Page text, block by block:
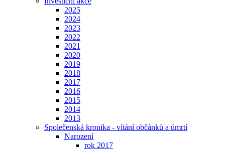
2025
2024
2023
2022
2021
2020
2019
2018
2017
2016
2015
2014
2013
Společenská kronika - vítání občánků a úmrtí
Narození
rok 2017